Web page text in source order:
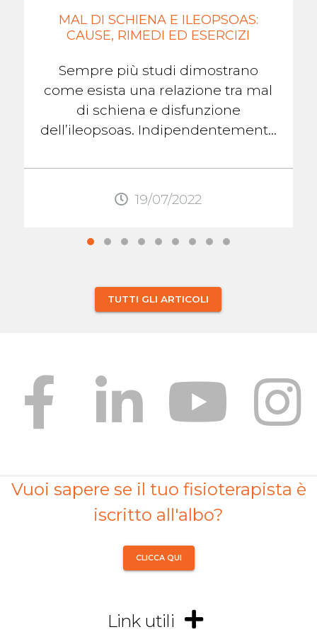
MAL DI SCHIENA E ILEOPSOAS:
CAUSE, RIMEDI ED ESERCIZI
Sempre più studi dimostrano
come esista una relazione tra mal
di schiena e disfunzione
dell’ileopsoas. Indipendentemente
lombare, in ...
19/07/2022
TUTTI GLI ARTICOLI
Vuoi sapere se il tuo fisioterapista è
iscritto all'albo?
CLICCA QUI
Link utili